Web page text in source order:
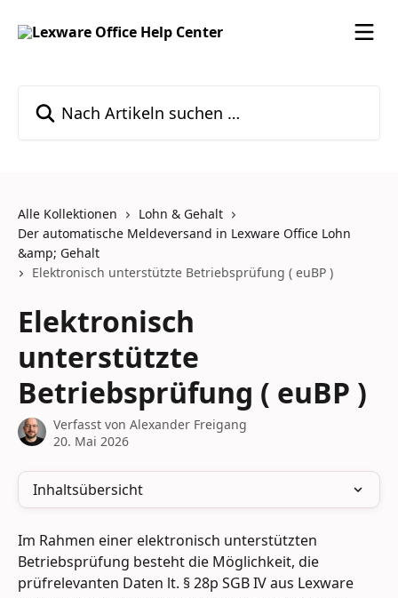
Alle Kollektionen
Lohn & Gehalt
Der automatische Meldeversand in Lexware Office Lohn
&amp; Gehalt
Elektronisch unterstützte Betriebsprüfung ( euBP )
Elektronisch
unterstützte
Betriebsprüfung ( euBP )
Verfasst von Alexander Freigang
20. Mai 2026
Inhaltsübersicht
Im Rahmen einer elektronisch unterstützten
Betriebsprüfung besteht die Möglichkeit, die
prüfrelevanten Daten lt. § 28p SGB IV aus Lexware